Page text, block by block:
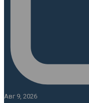
Авг 9, 2026